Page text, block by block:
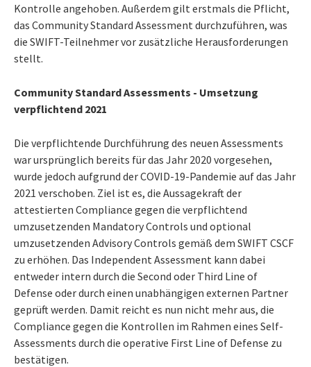
Kontrolle angehoben. Außerdem gilt erstmals die Pflicht,
das Community Standard Assessment durchzuführen, was
die SWIFT-Teilnehmer vor zusätzliche Herausforderungen
stellt.
Community Standard Assessments - Umsetzung
verpflichtend 2021
Die verpflichtende Durchführung des neuen Assessments
war ursprünglich bereits für das Jahr 2020 vorgesehen,
wurde jedoch aufgrund der COVID-19-Pandemie auf das Jahr
2021 verschoben. Ziel ist es, die Aussagekraft der
attestierten Compliance gegen die verpflichtend
umzusetzenden Mandatory Controls und optional
umzusetzenden Advisory Controls gemäß dem SWIFT CSCF
zu erhöhen. Das Independent Assessment kann dabei
entweder intern durch die Second oder Third Line of
Defense oder durch einen unabhängigen externen Partner
geprüft werden. Damit reicht es nun nicht mehr aus, die
Compliance gegen die Kontrollen im Rahmen eines Self-
Assessments durch die operative First Line of Defense zu
bestätigen.